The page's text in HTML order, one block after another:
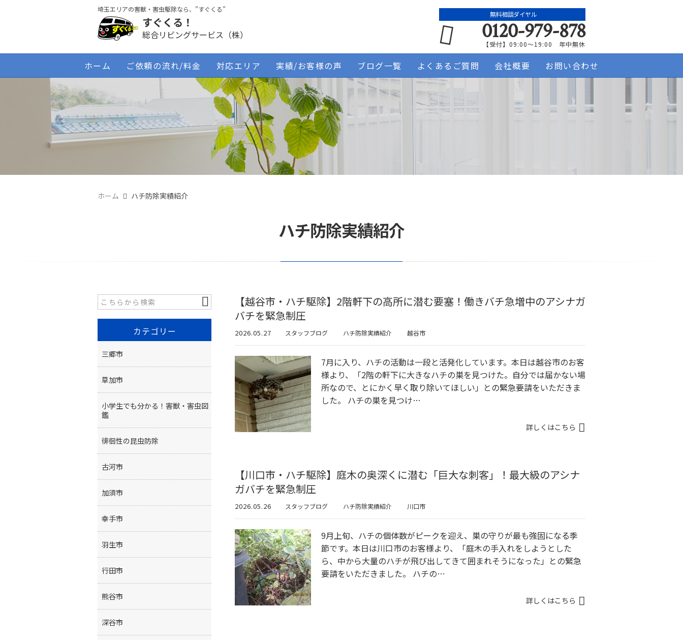
埼玉エリアの害獣・害虫駆除なら、”すぐくる”
すぐくる！
総合リビングサービス（株）
無料相談ダイヤル
0120-979-878
【受付】09:00～19:00 年中無休
ホーム ご依頼の流れ/料金 対応エリア 実績/お客様の声 ブログ一覧 よくあるご質問 会社概要 お問い合わせ
ホーム ハチ防除実績紹介
ハチ防除実績紹介
【越谷市・ハチ駆除】2階軒下の高所に潜む要塞！働きバチ急増中のアシナガ
バチを緊急制圧
2026.05.27 スタッフブログ ハチ防除実績紹介 越谷市
7月に入り、ハチの活動は一段と活発化しています。本日は越谷市のお客
様より、「2階の軒下に大きなハチの巣を見つけた。自分では届かない場
所なので、とにかく早く取り除いてほしい」との緊急要請をいただきま
した。 ハチの巣を見つけ…
詳しくはこちら
【川口市・ハチ駆除】庭木の奥深くに潜む「巨大な刺客」！最大級のアシナ
ガバチを緊急制圧
2026.05.26 スタッフブログ ハチ防除実績紹介 川口市
9月上旬、ハチの個体数がピークを迎え、巣の守りが最も強固になる季
節です。本日は川口市のお客様より、「庭木の手入れをしようとした
ら、中から大量のハチが飛び出してきて囲まれそうになった」との緊急
要請をいただきました。 ハチの…
詳しくはこちら
カテゴリー
三郷市
草加市
小学生でも分かる！害獣・害虫図
鑑
徘徊性の昆虫防除
古河市
加須市
幸手市
羽生市
行田市
熊谷市
深谷市